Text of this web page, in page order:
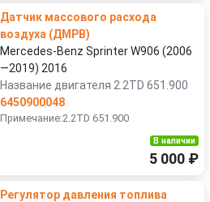
Датчик массового расхода
воздуха (ДМРВ)
Mercedes-Benz Sprinter W906 (2006
—2019) 2016
Название двигателя 2.2TD 651.900
6450900048
Примечание:2.2TD 651.900
В наличии
5 000 ₽
Регулятор давления топлива